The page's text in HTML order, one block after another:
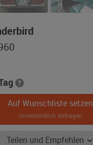
Auf Wunschliste setzen
Unverbindlich anfragen
Teilen und Empfehlen